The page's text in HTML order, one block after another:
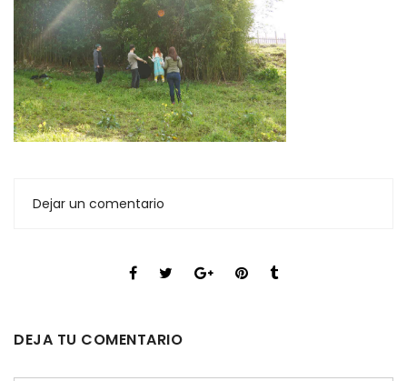
Dejar un comentario
DEJA TU COMENTARIO